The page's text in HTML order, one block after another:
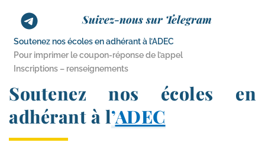
Suivez-nous sur Telegram
Soutenez nos écoles en adhérant à l’ADEC
Pour imprimer le coupon-​réponse de l’appel
Inscriptions – renseignements
Soutenez nos écoles en
adhérant à l’ADEC